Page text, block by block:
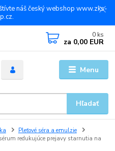
náš český webshop www.zks-
Menu
Hľadať
0 ks
za 0,00 EUR
Pleťové séra a emulzie
redukujúce prejavy starnutia na